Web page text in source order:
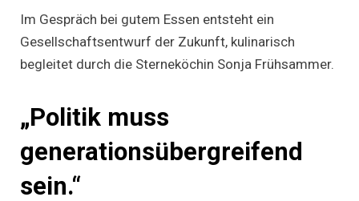
Im Gespräch bei gutem Essen entsteht ein
Gesellschaftsentwurf der Zukunft, kulinarisch
begleitet durch die Sterneköchin Sonja Frühsammer.
„Politik muss
generationsübergreifend
sein.“